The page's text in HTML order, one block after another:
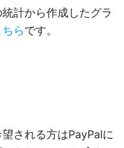
計から作成したグラ
ちらです。
される方はPayPalに